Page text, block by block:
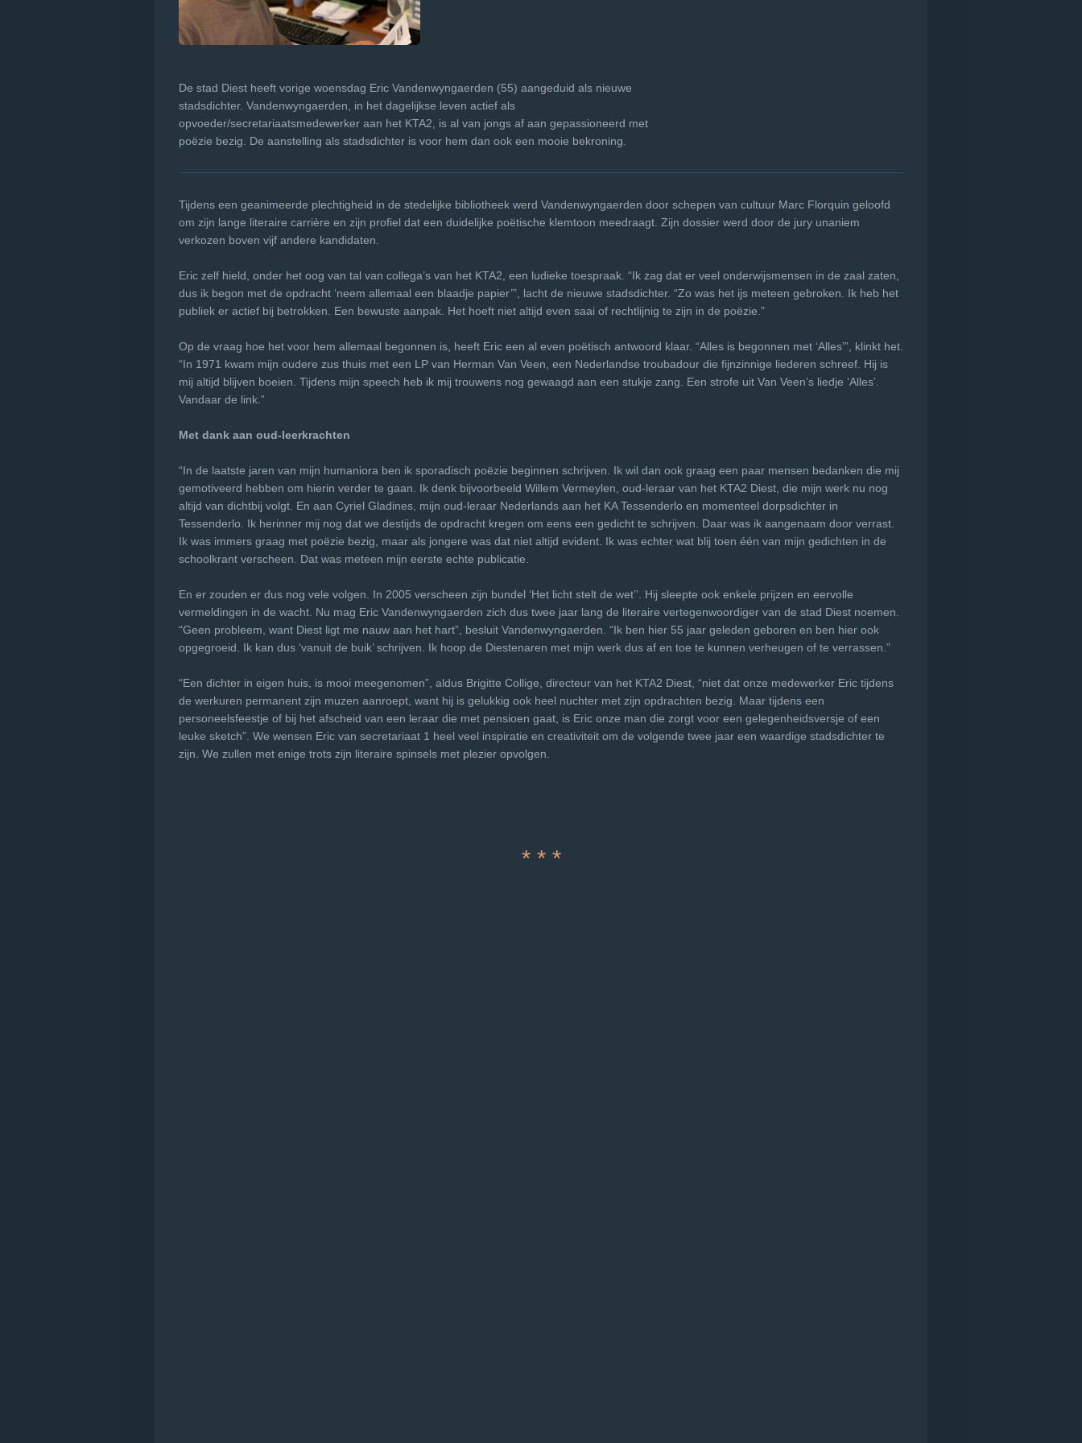
De stad Diest heeft vorige woensdag Eric Vandenwyngaerden (55) aangeduid als nieuwe
stadsdichter. Vandenwyngaerden, in het dagelijkse leven actief als
opvoeder/secretariaatsmedewerker aan het KTA2, is al van jongs af aan gepassioneerd met
poëzie bezig. De aanstelling als stadsdichter is voor hem dan ook een mooie bekroning.
Tijdens een geanimeerde plechtigheid in de stedelijke bibliotheek werd Vandenwyngaerden door schepen van cultuur Marc Florquin geloofd
om zijn lange literaire carrière en zijn profiel dat een duidelijke poëtische klemtoon meedraagt. Zijn dossier werd door de jury unaniem
verkozen boven vijf andere kandidaten.
Eric zelf hield, onder het oog van tal van collega’s van het KTA2, een ludieke toespraak. “Ik zag dat er veel onderwijsmensen in de zaal zaten,
dus ik begon met de opdracht ‘neem allemaal een blaadje papier’”, lacht de nieuwe stadsdichter. “Zo was het ijs meteen gebroken. Ik heb het
publiek er actief bij betrokken. Een bewuste aanpak. Het hoeft niet altijd even saai of rechtlijnig te zijn in de poëzie.”
Op de vraag hoe het voor hem allemaal begonnen is, heeft Eric een al even poëtisch antwoord klaar. “Alles is begonnen met ‘Alles’”, klinkt het.
“In 1971 kwam mijn oudere zus thuis met een LP van Herman Van Veen, een Nederlandse troubadour die fijnzinnige liederen schreef. Hij is
mij altijd blijven boeien. Tijdens mijn speech heb ik mij trouwens nog gewaagd aan een stukje zang. Een strofe uit Van Veen’s liedje ‘Alles’.
Vandaar de link.”
Met dank aan oud-leerkrachten
“In de laatste jaren van mijn humaniora ben ik sporadisch poëzie beginnen schrijven. Ik wil dan ook graag een paar mensen bedanken die mij
gemotiveerd hebben om hierin verder te gaan. Ik denk bijvoorbeeld Willem Vermeylen, oud-leraar van het KTA2 Diest, die mijn werk nu nog
altijd van dichtbij volgt. En aan Cyriel Gladines, mijn oud-leraar Nederlands aan het KA Tessenderlo en momenteel dorpsdichter in
Tessenderlo. Ik herinner mij nog dat we destijds de opdracht kregen om eens een gedicht te schrijven. Daar was ik aangenaam door verrast.
Ik was immers graag met poëzie bezig, maar als jongere was dat niet altijd evident. Ik was echter wat blij toen één van mijn gedichten in de
schoolkrant verscheen. Dat was meteen mijn eerste echte publicatie.
En er zouden er dus nog vele volgen. In 2005 verscheen zijn bundel ‘Het licht stelt de wet’’. Hij sleepte ook enkele prijzen en eervolle
vermeldingen in de wacht. Nu mag Eric Vandenwyngaerden zich dus twee jaar lang de literaire vertegenwoordiger van de stad Diest noemen.
“Geen probleem, want Diest ligt me nauw aan het hart”, besluit Vandenwyngaerden. “Ik ben hier 55 jaar geleden geboren en ben hier ook
opgegroeid. Ik kan dus ‘vanuit de buik’ schrijven. Ik hoop de Diestenaren met mijn werk dus af en toe te kunnen verheugen of te verrassen.”
“Een dichter in eigen huis, is mooi meegenomen”, aldus Brigitte Collige, directeur van het KTA2 Diest, “niet dat onze medewerker Eric tijdens
de werkuren permanent zijn muzen aanroept, want hij is gelukkig ook heel nuchter met zijn opdrachten bezig. Maar tijdens een
personeelsfeestje of bij het afscheid van een leraar die met pensioen gaat, is Eric onze man die zorgt voor een gelegenheidsversje of een
leuke sketch”. We wensen Eric van secretariaat 1 heel veel inspiratie en creativiteit om de volgende twee jaar een waardige stadsdichter te
zijn. We zullen met enige trots zijn literaire spinsels met plezier opvolgen.
* * *